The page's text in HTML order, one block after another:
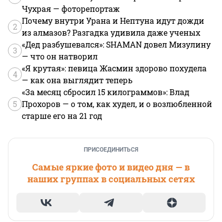
Чухрая — фоторепортаж
2
Почему внутри Урана и Нептуна идут дожди
из алмазов? Разгадка удивила даже ученых
3
«Дед разбушевался»: SHAMAN довел Мизулину
— что он натворил
4
«Я крутая»: певица Жасмин здорово похудела
— как она выглядит теперь
5
«За месяц сбросил 15 килограммов»: Влад
Прохоров — о том, как худел, и о возлюбленной
старше его на 21 год
ПРИСОЕДИНИТЬСЯ
Самые яркие фото и видео дня — в
наших группах в социальных сетях